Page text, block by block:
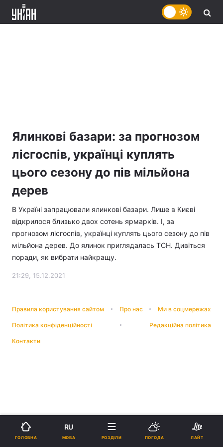
Ялинкові базари: за прогнозом
лісгоспів, українці куплять
цього сезону до пів мільйона
дерев
В Україні запрацювали ялинкові базари. Лише в Києві
відкрилося близько двох сотень ярмарків. І, за
прогнозом лісгоспів, українці куплять цього сезону до пів
мільйона дерев. До ялинок приглядалась ТСН. Дивіться
поради, як вибрати найкращу.
21:29, 15.12.2021
Правила користування сайтом Про нас Ми в соцмережах
Політика конфіденційності Редакційна політика
Контакти
ГОЛОВНА
RU
МОВА РОЗДІЛИ ПОГОДА ЛАЙТ